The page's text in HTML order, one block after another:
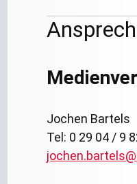
Jochen Bartels
Tel: 0 29 04 / 9